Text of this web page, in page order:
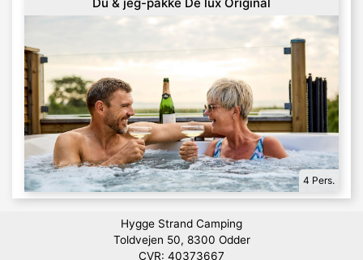
4 Pers.
Hygge Strand Camping
Toldvejen 50, 8300 Odder
CVR: 40373667